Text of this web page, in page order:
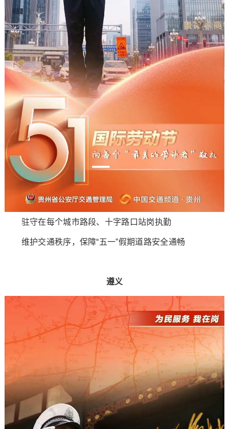
驻守在每个城市路段、十字路口站岗执勤
维护交通秩序，保障“五一”假期道路安全通畅
遵义